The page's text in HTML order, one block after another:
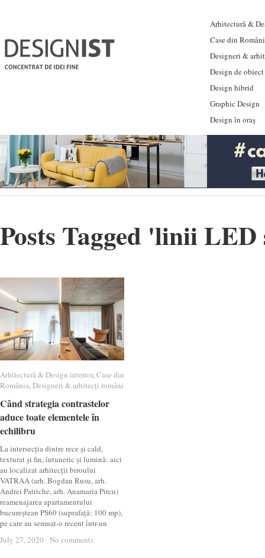
Arhitectură &
Case din
Designeri &
Design de obiect
Design hibrid
Graphic Design
Design în oraș
Posts Tagged 'linii LED
Arhitectură & Design interior,Case din
România,Designeri & arhitecți români
Când strategia contrastelor
aduce toate elementele în
echilibru
La intersecția dintre rece și cald,
texturat și fin, întuneric și lumină: aici
au localizat arhitecții biroului
VATRAA (arh. Bogdan Rusu, arh.
Andrei Patriche, arh. Anamaria Pircu)
reamenajarea apartamentului
bucureștean PS60 (suprafață: 100 mp),
pe care au semnat-o recent într-un
July 27, 2020 / No comments
Arhitectură & Design interior Case din
România Designeri & arhitecți români
Când strategia contrastelor
aduce toate elementele în
echilibru
July 27, 2020 / No comments